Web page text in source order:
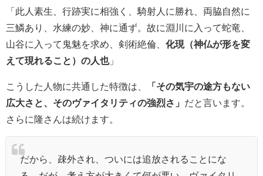
「此人素生、行跡実に相強く、騎射人に勝れ、両脇自然に
三鱗あり、水練の妙、神に通ず。故に淵川に入って蛇竜、
山谷に入って鬼魅を求め、剣術絶倫、 化現（神仏が形を変
えて現れること）の人也」
こうした人物に共通した特徴は、
「その気宇の途方もない
広大さと、そのヴァイタリティの強烈さ」 だと言います。
さらに隆さんは続けます。
だから、疎外され、ついには追放されることにな